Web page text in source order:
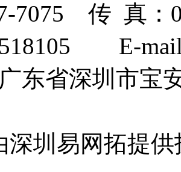
7075 传 真：
E-mail
东省深圳市宝
深圳易网拓提